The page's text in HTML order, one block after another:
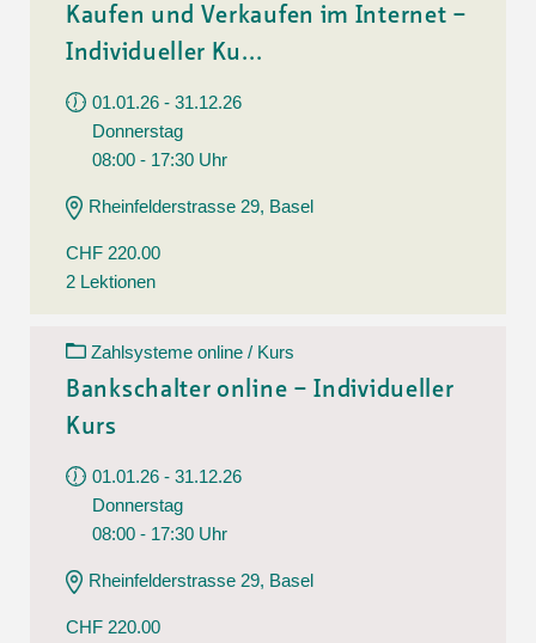
Kaufen und Verkaufen im Internet –
Individueller Ku...
01.01.26 - 31.12.26
Donnerstag
08:00 - 17:30 Uhr
Rheinfelderstrasse 29, Basel
CHF 220.00
2 Lektionen
Zahlsysteme online / Kurs
Bankschalter online – Individueller
Kurs
01.01.26 - 31.12.26
Donnerstag
08:00 - 17:30 Uhr
Rheinfelderstrasse 29, Basel
CHF 220.00